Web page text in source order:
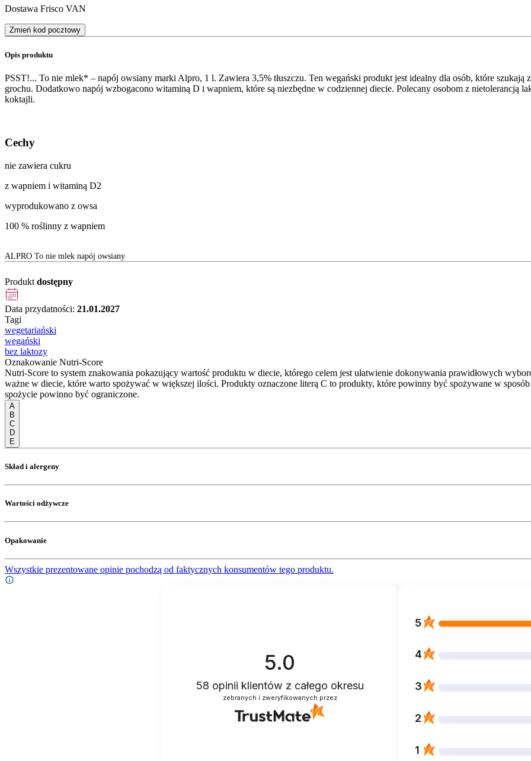
Dostawa Frisco VAN
Zmień kod pocztowy
Opis produktu
PSST!... To nie mlek* – napój owsiany marki Alpro, 1 l. Zawiera 3,5% tłuszczu. Ten wegański produkt jest idealny dla osób, które szukają
grochu. Dodatkowo napój wzbogacono witaminą D i wapniem, które są niezbędne w codziennej diecie. Polecany osobom z nietolerancją
koktajli.
Cechy
nie zawiera cukru
z wapniem i witaminą D2
wyprodukowano z owsa
100 % roślinny z wapniem
ALPRO To nie mlek napój owsiany
Produkt dostępny
Data przydatności: 21.01.2027
Tagi
wegetariański
wegański
bez laktozy
Oznakowanie Nutri-Score
Nutri-Score to system znakowania pokazujący wartość produktu w diecie, którego celem jest ułatwienie dokonywania prawidłowych
ważne w diecie, które warto spożywać w większej ilości. Produkty oznaczone literą C to produkty, które powinny być spożywane w
spożycie powinno być ograniczone.
A
B
C
D
E
Skład i alergeny
Wartości odżywcze
Opakowanie
Wszystkie prezentowane opinie pochodzą od faktycznych konsumentów tego produktu.
5.0
58 opinii klientów z całego okresu
zebranych i zweryfikowanych przez
5
4
3
2
1